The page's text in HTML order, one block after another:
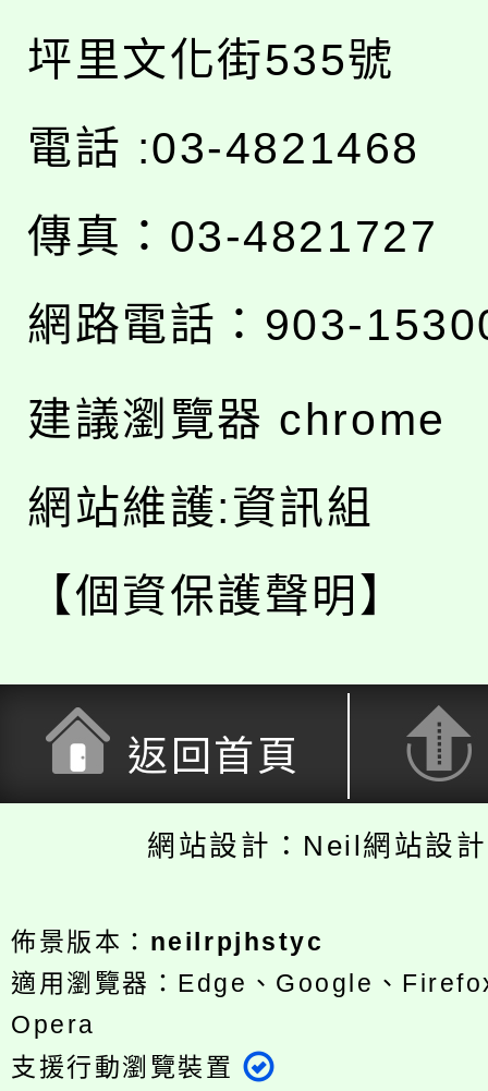
坪里文化街535號
電話 :03-4821468
傳真：03-4821727
網路電話：903-
建議瀏覽器 chrome
網站維護:資訊組
【個資保護聲明】
返回首頁
網站設計：Neil網站設
佈景版本： neilrpjhstyc
適用瀏覽器：Edge、Google、
Opera
支援行動瀏覽裝置